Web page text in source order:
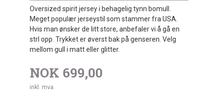
Oversized spirit jersey i behagelig tynn bomull.
Meget populær jerseystil som stammer fra USA.
Hvis man ønsker de litt store, anbefaler vi å gå en
strl opp. Trykket er øverst bak på genseren. Velg
mellom gull i matt eller glitter.
NOK 699,00
inkl. mva.